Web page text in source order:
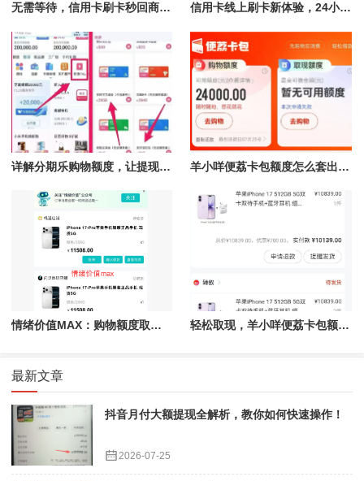
无需等待，信用卡刷卡秒回商家服务24小时在线 信用卡线上刷卡新体验，24小时在线随时结算的魅力揭秘
详解分期乐购物额度，让提现变得如此简单！ 羊小咩便荔卡包额度怎么套出来的,推荐全新取现秒到的操作方法
情绪价值MAX：购物额度取现秒到账，享受无忧消费体验 轻松取现，羊小咩便荔卡包额度秒到账的攻略
最新文章
抖音月付大额提现全解析，教你如何快速操作！
2026-07-25